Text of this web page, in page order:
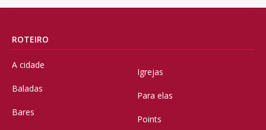
ROTEIRO
A cidade
Baladas
Bares
Igrejas
Para elas
Points